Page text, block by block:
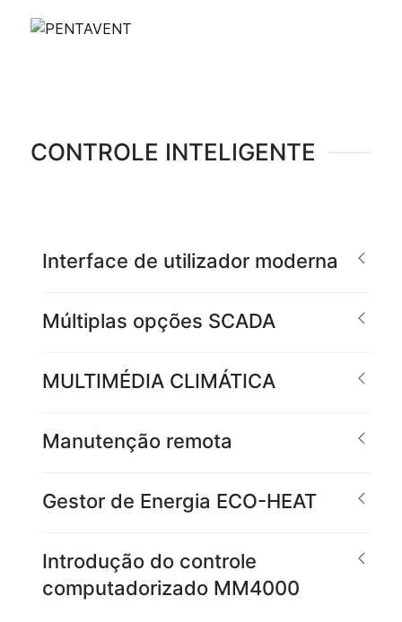
CONTROLE INTELIGENTE
Interface de utilizador moderna
Múltiplas opções SCADA
MULTIMÉDIA CLIMÁTICA
Manutenção remota
Gestor de Energia ECO-HEAT
Introdução do controle
computadorizado MM4000